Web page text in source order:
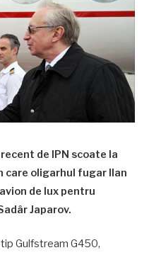
de IPN scoate la
care oligarhul fugar Ilan
de lux pentru
Japarov.
Gulfstream G450,